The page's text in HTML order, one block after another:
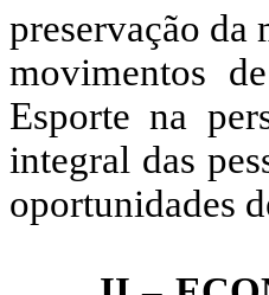
preservação da
movimentos
Esporte na
integral das
oportunidades